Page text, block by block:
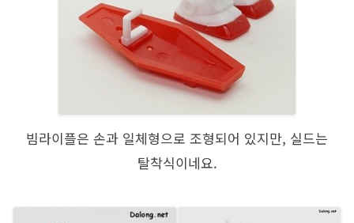
빔라이플은 손과 일체형으로 조형되어 있지만, 실드는
탈착식이네요.